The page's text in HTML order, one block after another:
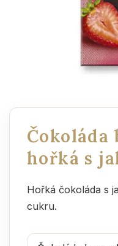
Čokoláda
hořká s
Hořká čokoláda s
cukru.